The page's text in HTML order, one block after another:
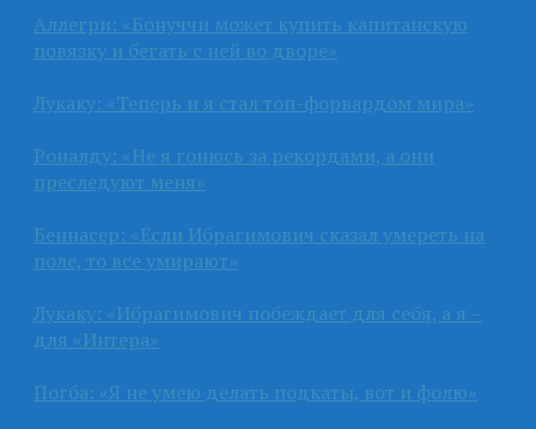
Аллегри: «Бонуччи может купить капитанскую
повязку и бегать с ней во дворе»
Лукаку: «Теперь и я стал топ-форвардом мира»
Роналду: «Не я гонюсь за рекордами, а они
преследуют меня»
Беннасер: «Если Ибрагимович сказал умереть на
поле, то все умирают»
Лукаку: «Ибрагимович побеждает для себя, а я –
для «Интера»
Погба: «Я не умею делать подкаты, вот и фолю»